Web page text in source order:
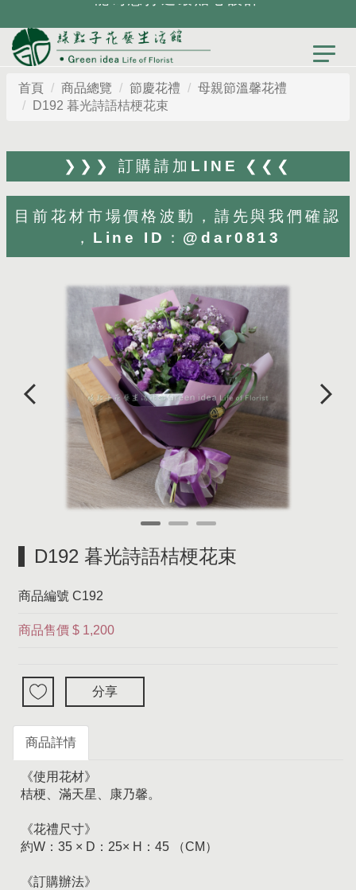
首頁 商品總覽 節慶花禮
母親節溫馨花禮
D192 暮光詩語桔梗花束
❯❯❯ 訂購請加LINE ❮❮❮
目前花材市場價格波動，請先與我們確認
，Line ID：@dar0813
D192 暮光詩語桔梗花束
商品編號 C192
商品售價 $ 1,200
分享
商品詳情
《使用花材》
桔梗、滿天星、康乃馨。
《花禮尺寸》
約W：35 × D：25× H：45 （CM）
《訂購辦法》